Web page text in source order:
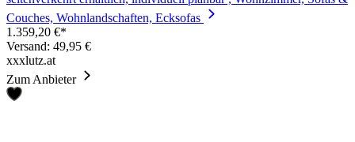
Couches, Wohnlandschaften, Ecksofas
1.359,20 €*
Versand: 49,95 €
xxxlutz.at
Zum Anbieter